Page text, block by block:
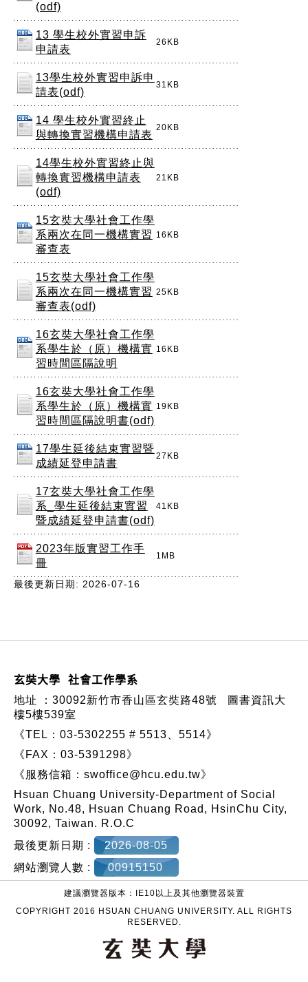
(odf)
13 學生校外實習申訴
申請表
26KB
13學生校外實習申訴申
請表(odf)
31KB
14 學生校外實習終止
與轉換實習機構申請表
20KB
14學生校外實習終止與
轉換實習機構申請表
(odf)
21KB
15玄奘大學社會工作學
系兩次在同一機構實習
審查表
16KB
15玄奘大學社會工作學
系兩次在同一機構實習
審查表(odf)
25KB
16玄奘大學社會工作學
系學生於（原）機構實
習時間區隔說明
16KB
16玄奘大學社會工作學
系學生於（原）機構實
習時間區隔說明書(odf)
19KB
17學生延後結束實習暨
成績延登申請書
27KB
17玄奘大學社會工作學
系_學生延後結束實習
暨成績延登申請書(odf)
41KB
2023年版實習工作手
冊
1MB
最後更新日期: 2026-07-16
玄奘大學 社會工作學系
地址 ： 30092新竹市香山區玄奘路48號
圖書資訊大
樓5樓539室
《TEL：03-5302255 # 5513、5514》
《FAX：03-5391298》
《服務信箱： swoffice@hcu.edu.tw》
Hsuan Chuang University-Department of Social
Work, No.48, Hsuan Chuang Road, HsinChu City,
30092, Taiwan. R.O.C
最後更新日期 :
2026-08-05
網站瀏覽人數 :
00915150
建議瀏覽器版本：IE10以上及其他瀏覽器裝置
COPYRIGHT 2016 HSUAN CHUANG UNIVERSITY. ALL RIGHTS
RESERVED.